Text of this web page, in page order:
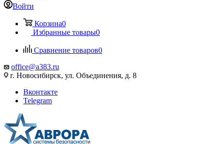
Войти
Корзина0
Избранные товары0
Сравнение товаров0
office@a383.ru
г. Новосибирск, ул. Объединения, д. 8
Вконтакте
Telegram